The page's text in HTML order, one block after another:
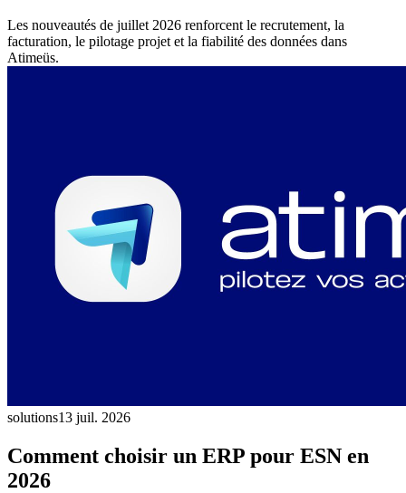
Les nouveautés de juillet 2026 renforcent le recrutement, la
facturation, le pilotage projet et la fiabilité des données dans
Atimeüs.
solutions13 juil. 2026
Comment choisir un ERP pour ESN en
2026